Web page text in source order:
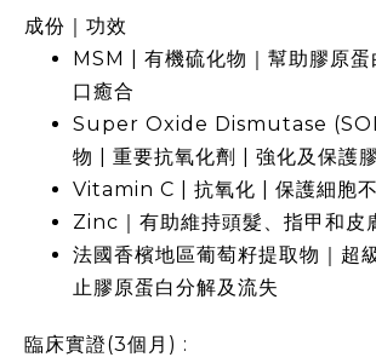
成份｜功效​
MSM | 有機硫化物｜幫助膠原蛋
口癒合
Super Oxide Dismutase
物 | 重要抗氧化劑 | 強化及保護
Vitamin C | 抗氧化 | 保護細胞
Zinc｜有助維持頭髮、指甲和皮
法國香檳地區葡萄籽提取物｜超
止膠原蛋白分解及流失
臨床實證(3個月) :